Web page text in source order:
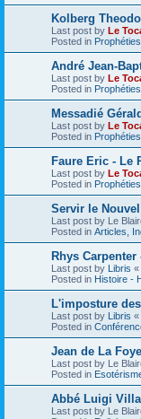
Kolberg
Last post by Le
Posted in
André Jean-
Last post by Le
Posted in
Messadié
Last post by Le
Posted in
Faure Eric - Le
Last post by Le
Posted in
Servir le
Last post by Le
Posted in Articles,
Rhys
Last post by Libris «
Posted in Histoire -
L'imposture
Last post by Libris «
Posted in
Jean de La
Last post by Le
Posted in
Abbé Luigi
Last post by Le